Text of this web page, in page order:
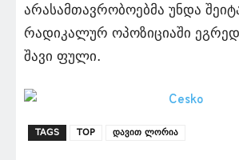
არასამთავრობოებმა უნდა
რადიკალურ ოპოზიციაში
შავი ფული.
TAGS TOP დავით ლორია